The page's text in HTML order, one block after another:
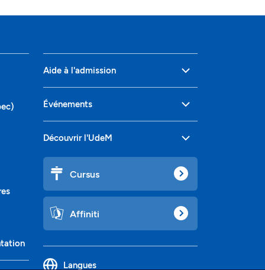
Aide à l'admission
Événements
Découvrir l'UdeM
Cursus
Affiniti
Langues